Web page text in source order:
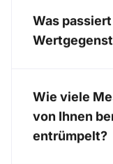
Was
Wie viele
von Ihnen
entrümpelt?